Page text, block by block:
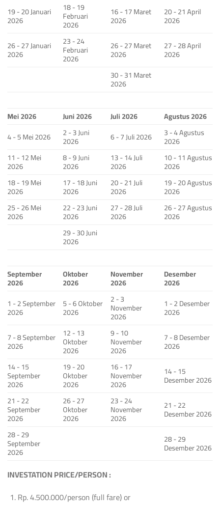
19 - 20 Januari
2026
18 - 19
Februari
2026
16 - 17 Maret
2026
20 - 21 April
2026
26 - 27 Januari
2026
23 - 24
Februari
2026
26 - 27 Maret
2026
27 - 28 April
2026
30 - 31 Maret
2026
Mei 2026 Juni 2026 Juli 2026
Agustus 2026
4 - 5 Mei 2026
2 - 3 Juni
2026 6 - 7 Juli 2026 3 - 4 Agustus
2026
11 - 12 Mei
2026
8 - 9 Juni
2026
13 - 14 Juli
2026
10 - 11 Agustus
2026
18 - 19 Mei
2026
17 - 18 Juni
2026
20 - 21 Juli
2026
19 - 20 Agustus
2026
25 - 26 Mei
2026
22 - 23 Juni
2026
27 - 28 Juli
2026
26 - 27 Agustus
2026
29 - 30 Juni
2026
September
2026
Oktober
2026
November
2026
Desember
2026
1 - 2 September
2026
5 - 6 Oktober
2026
2 - 3
November
2026
1 - 2 Desember
2026
7 - 8 September
2026
12 - 13
Oktober
2026
9 - 10
November
2026
7 - 8 Desember
2026
14 - 15
September
2026
19 - 20
Oktober
2026
16 - 17
November
2026
14 - 15
Desember 2026
21 - 22
September
2026
26 - 27
Oktober
2026
23 - 24
November
2026
21 - 22
Desember 2026
28 - 29
September
2026
28 - 29
Desember 2026
INVESTATION PRICE/PERSON :
Rp. 4.500.000/person (full fare) or